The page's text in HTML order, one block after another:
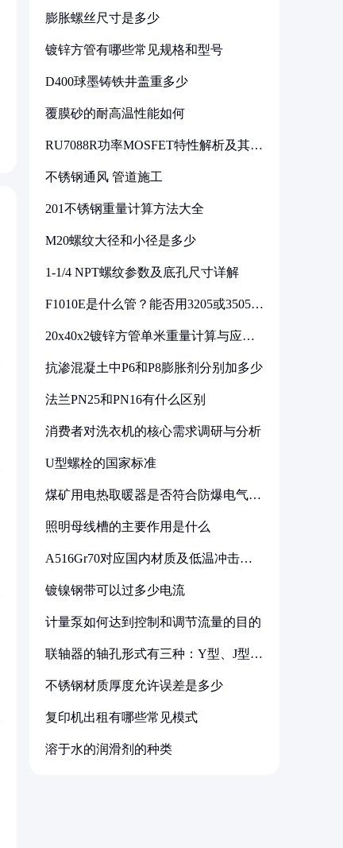
膨胀螺丝尺寸是多少
镀锌方管有哪些常见规格和型号
D400球墨铸铁井盖重多少
覆膜砂的耐高温性能如何
RU7088R功率MOSFET特性解析及其在
不锈钢通风 管道施工
201不锈钢重量计算方法大全
M20螺纹大径和小径是多少
1-1/4 NPT螺纹参数及底孔尺寸详解
F1010E是什么管？能否用3205或3505代
20x40x2镀锌方管单米重量计算与应用
抗渗混凝土中P6和P8膨胀剂分别加多少
法兰PN25和PN16有什么区别
消费者对洗衣机的核心需求调研与分析
U型螺栓的国家标准
煤矿用电热取暖器是否符合防爆电气设
照明母线槽的主要作用是什么
A516Gr70对应国内材质及低温冲击要
镀镍钢带可以过多少电流
计量泵如何达到控制和调节流量的目的
联轴器的轴孔形式有三种：Y型、J型、
不锈钢材质厚度允许误差是多少
复印机出租有哪些常见模式
溶于水的润滑剂的种类